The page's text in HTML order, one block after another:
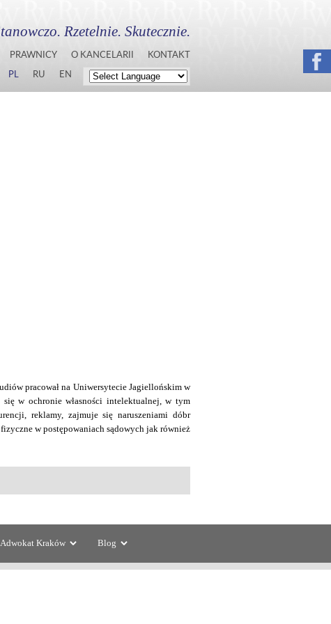
PRAWNICY O KANCELARII KONTAKT
Rzetelnie. Skutecznie.
PL RU EN
pracował na Uniwersytecie Jagiellońskim w
się w ochronie własności intelektualnej, w tym
reklamy, zajmuje się naruszeniami dóbr
w postępowaniach sądowych jak również
Adwokat Kraków Blog